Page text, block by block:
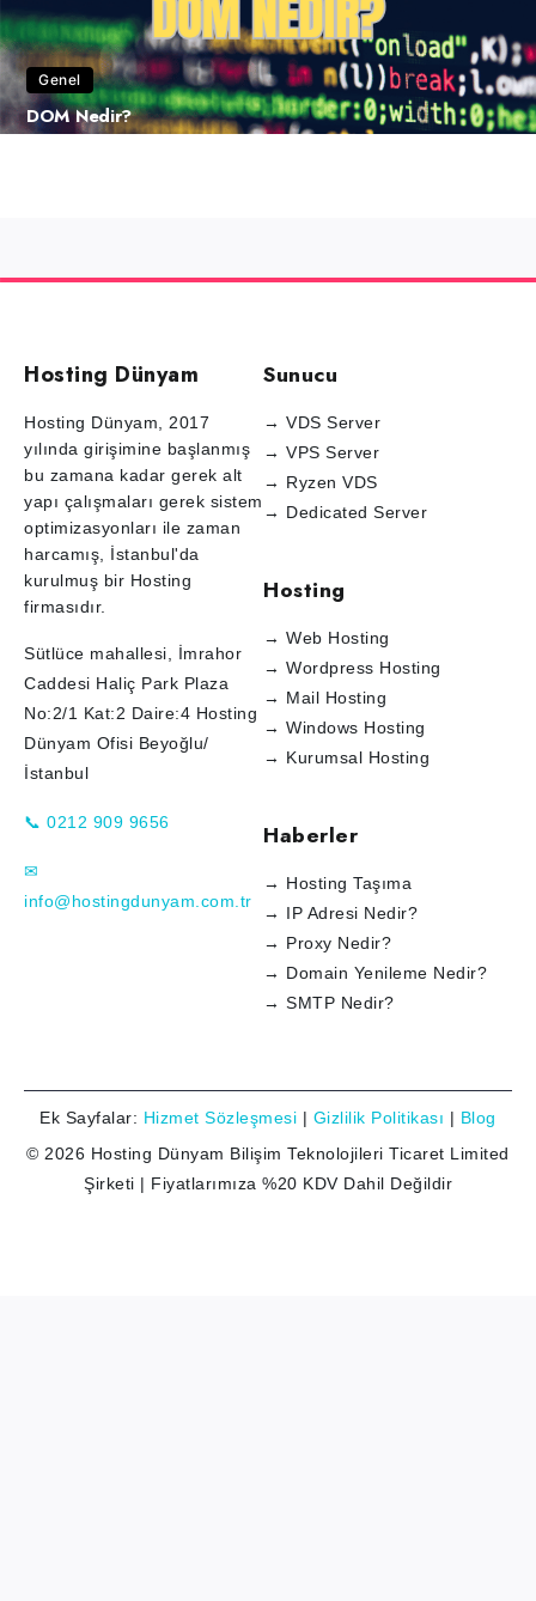
Genel
DOM Nedir?
Hosting Dünyam
Hosting Dünyam, 2017
yılında girişimine başlanmış
bu zamana kadar gerek alt
yapı çalışmaları gerek sistem
optimizasyonları ile zaman
harcamış, İstanbul'da
kurulmuş bir Hosting
firmasıdır.
Sütlüce mahallesi, İmrahor
Caddesi Haliç Park Plaza
No:2/1 Kat:2 Daire:4 Hosting
Dünyam Ofisi Beyoğlu/
İstanbul
📞 0212 909 9656
✉
info@hostingdunyam.com.tr
Sunucu
→ VDS Server
→ VPS Server
→ Ryzen VDS
→ Dedicated Server
Hosting
→ Web Hosting
→ Wordpress Hosting
→ Mail Hosting
→ Windows Hosting
→ Kurumsal Hosting
Haberler
→ Hosting Taşıma
→ IP Adresi Nedir?
→ Proxy Nedir?
→ Domain Yenileme Nedir?
→ SMTP Nedir?
Ek Sayfalar: Hizmet Sözleşmesi | Gizlilik Politikası | Blog
© 2026 Hosting Dünyam Bilişim Teknolojileri Ticaret Limited
Şirketi | Fiyatlarımıza %20 KDV Dahil Değildir